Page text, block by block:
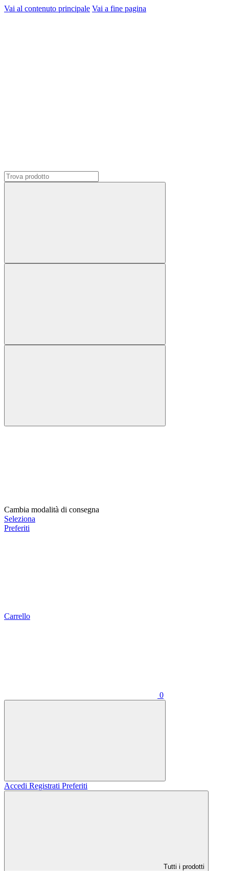
Vai al contenuto principale Vai a fine pagina
Cambia modalità di consegna
Seleziona
Preferiti
Carrello
0
Accedi Registrati Preferiti
Tutti i prodotti